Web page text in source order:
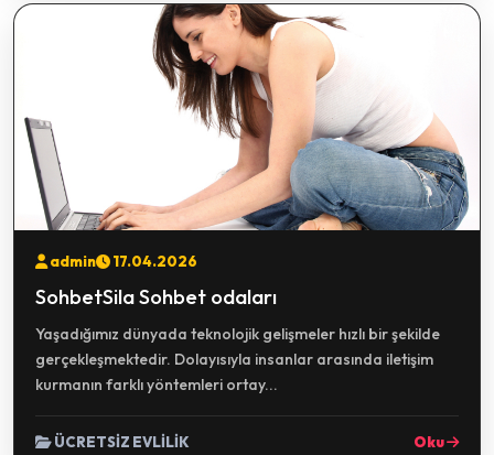
admin 17.04.2026
SohbetSila Sohbet odaları
Yaşadığımız dünyada teknolojik gelişmeler hızlı bir şekilde
gerçekleşmektedir. Dolayısıyla insanlar arasında iletişim
kurmanın farklı yöntemleri ortay...
ÜCRETSİZ EVLİLİK Oku